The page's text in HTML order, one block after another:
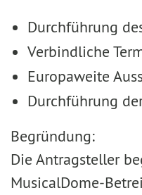
Durchführung
Verbindliche
Europaweite
Durchführung
Begründung:
Die Antragsteller
MusicalDome-